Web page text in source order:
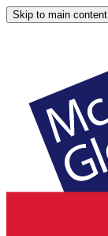
Skip to main content